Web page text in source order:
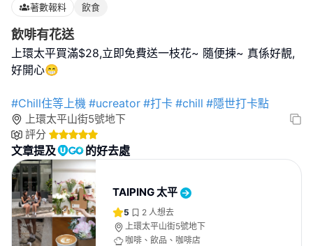
著數報料 飲食
飲啡有花送
上環太平買滿$28,立即免費送一枝花~ 隨便揀~ 真係好靚,
好開心😁
#Chill住等上機 #ucreator #打卡 #chill #隱世打卡點
上環太平山街5號地下
評分
文章提及 的好去處
TAIPING 太平
5 2 人想去
上環太平山街5號地下
咖啡、飲品、咖啡店